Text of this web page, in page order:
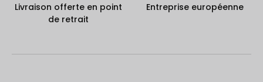
Livraison offerte en point
de retrait
Entreprise européenne